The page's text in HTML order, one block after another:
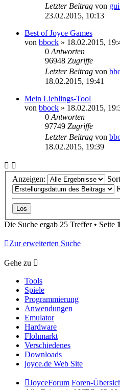
Letzter Beitrag von
23.02.2015, 10:13
Best of Joyce Games
von bbock » 18.02.2015,
0 Antworten
96948 Zugriffe
Letzter Beitrag von
18.02.2015, 19:41
Mein Lieblings-Tool
von bbock » 18.02.2015,
0 Antworten
97749 Zugriffe
Letzter Beitrag von
18.02.2015, 19:39
Anzeigen:
Die Suche ergab 25 Treffer • Seite
Zur erweiterten Suche
Gehe zu
Tools
Spiele
Programmierung
Anwendungen
Emulator
Hardware
Flohmarkt
Verschiedenes
Downloads
joyce.de Web Site
JoyceForum Foren-